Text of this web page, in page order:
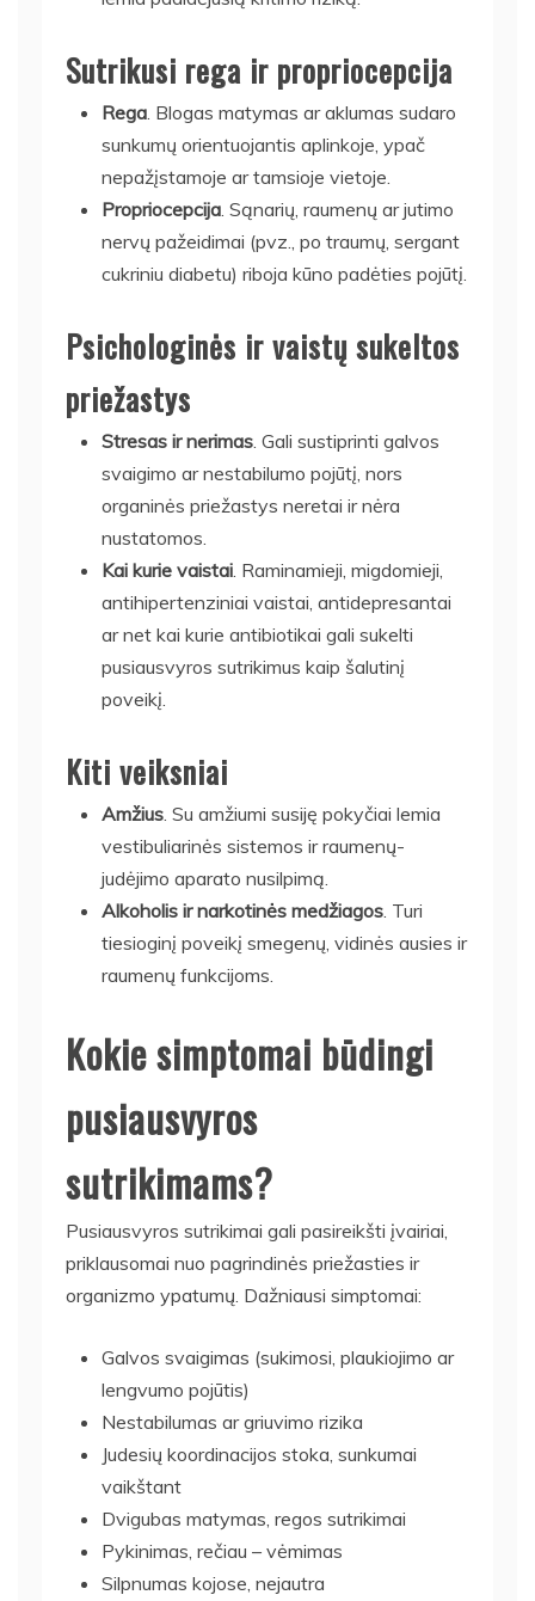
Sutrikusi rega ir propriocepcija
Rega . Blogas matymas ar aklumas sudaro
sunkumų orientuojantis aplinkoje, ypač
nepažįstamoje ar tamsioje vietoje.
Propriocepcija . Sąnarių, raumenų ar jutimo
nervų pažeidimai (pvz., po traumų, sergant
cukriniu diabetu) riboja kūno padėties pojūtį.
Psichologinės ir vaistų sukeltos
priežastys
Stresas ir nerimas . Gali sustiprinti galvos
svaigimo ar nestabilumo pojūtį, nors
organinės priežastys neretai ir nėra
nustatomos.
Kai kurie vaistai . Raminamieji, migdomieji,
antihipertenziniai vaistai, antidepresantai
ar net kai kurie antibiotikai gali sukelti
pusiausvyros sutrikimus kaip šalutinį
poveikį.
Kiti veiksniai
Amžius . Su amžiumi susiję pokyčiai lemia
vestibuliarinės sistemos ir raumenų-
judėjimo aparato nusilpimą.
Alkoholis ir narkotinės medžiagos . Turi
tiesioginį poveikį smegenų, vidinės ausies ir
raumenų funkcijoms.
Kokie simptomai būdingi
pusiausvyros
sutrikimams?
Pusiausvyros sutrikimai gali pasireikšti įvairiai,
priklausomai nuo pagrindinės priežasties ir
organizmo ypatumų. Dažniausi simptomai:
Galvos svaigimas (sukimosi, plaukiojimo ar
lengvumo pojūtis)
Nestabilumas ar griuvimo rizika
Judesių koordinacijos stoka, sunkumai
vaikštant
Dvigubas matymas, regos sutrikimai
Pykinimas, rečiau – vėmimas
Silpnumas kojose, nejautra